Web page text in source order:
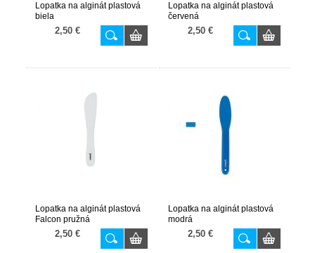
Lopatka na alginát plastová
biela
2,50 €
Lopatka na alginát plastová
červená
2,50 €
Lopatka na alginát plastová
Falcon pružná
2,50 €
Lopatka na alginát plastová
modrá
2,50 €